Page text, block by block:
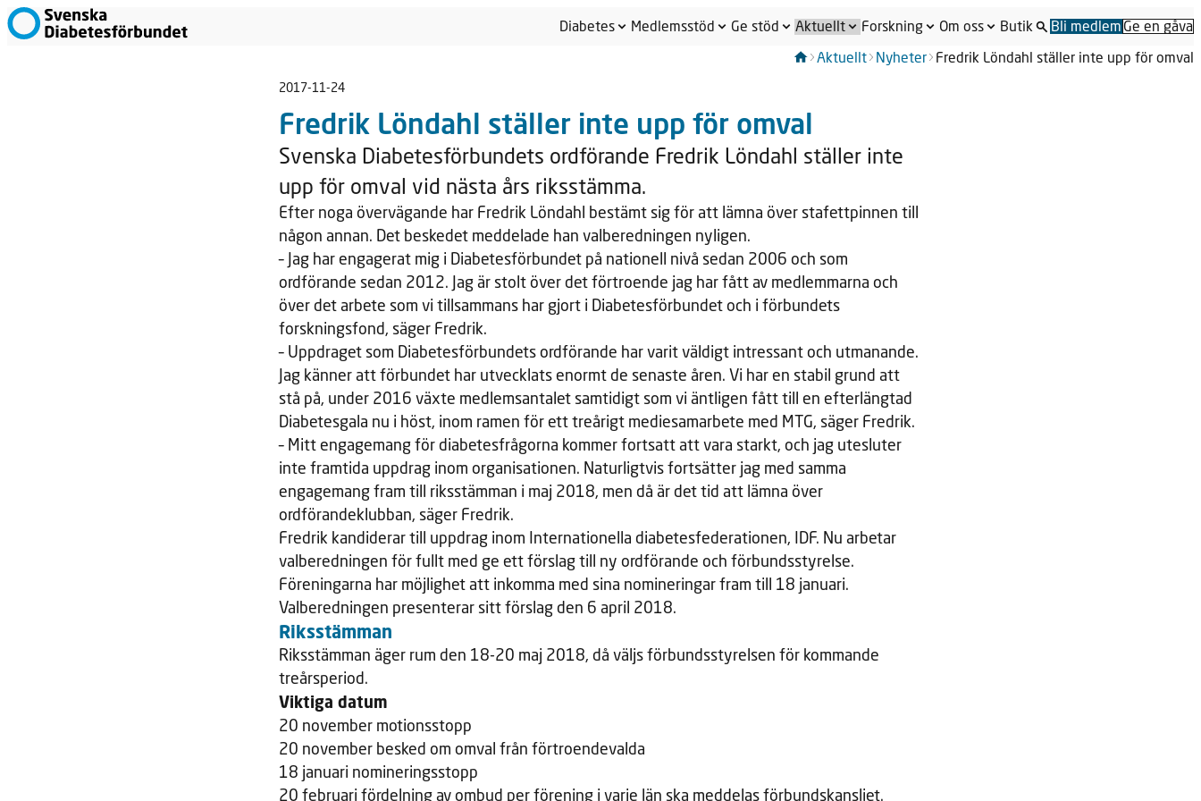
Diabetes Medlemsstöd Ge stöd Aktuellt Forskning Om oss Butik Bli medlem Ge en gåva
Aktuellt
Nyheter Fredrik Löndahl ställer inte upp för omval
2017-11-24
Fredrik Löndahl ställer inte upp för omval
Svenska Diabetesförbundets ordförande Fredrik Löndahl ställer inte
upp för omval vid nästa års riksstämma.
Efter noga övervägande har Fredrik Löndahl bestämt sig för att lämna över stafettpinnen till
någon annan. Det beskedet meddelade han valberedningen nyligen.
– Jag har engagerat mig i Diabetesförbundet på nationell nivå sedan 2006 och som
ordförande sedan 2012. Jag är stolt över det förtroende jag har fått av medlemmarna och
över det arbete som vi tillsammans har gjort i Diabetesförbundet och i förbundets
forskningsfond, säger Fredrik.
– Uppdraget som Diabetesförbundets ordförande har varit väldigt intressant och utmanande.
Jag känner att förbundet har utvecklats enormt de senaste åren. Vi har en stabil grund att
stå på, under 2016 växte medlemsantalet samtidigt som vi äntligen fått till en efterlängtad
Diabetesgala nu i höst, inom ramen för ett treårigt mediesamarbete med MTG, säger Fredrik.
– Mitt engagemang för diabetesfrågorna kommer fortsatt att vara starkt, och jag utesluter
inte framtida uppdrag inom organisationen. Naturligtvis fortsätter jag med samma
engagemang fram till riksstämman i maj 2018, men då är det tid att lämna över
ordförandeklubban, säger Fredrik.
Fredrik kandiderar till uppdrag inom Internationella diabetesfederationen, IDF. Nu arbetar
valberedningen för fullt med ge ett förslag till ny ordförande och förbundsstyrelse.
Föreningarna har möjlighet att inkomma med sina nomineringar fram till 18 januari.
Valberedningen presenterar sitt förslag den 6 april 2018.
Riksstämman
Riksstämman äger rum den 18-20 maj 2018, då väljs förbundsstyrelsen för kommande
treårsperiod.
Viktiga datum
20 november motionsstopp
20 november besked om omval från förtroendevalda
18 januari nomineringsstopp
20 februari fördelning av ombud per förening i varje län ska meddelas förbundskansliet.